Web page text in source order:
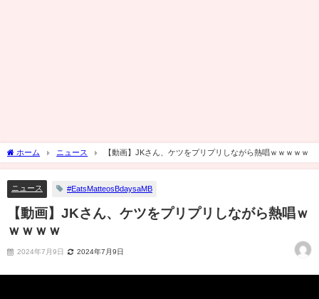
ホーム ニュース 【動画】JKさん、ケツをプリプリしながら熱唱ｗｗｗｗｗ
ニュース #EatsMatteosBdaysaMB
【動画】JKさん、ケツをプリプリしながら熱唱ｗ
ｗｗｗｗ
2024年7月9日 2024年7月9日